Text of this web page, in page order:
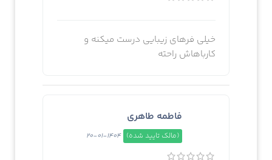
خیلی فرهای زیبایی درست میکنه و
کارباهاش راحته
فاطمه طاهری
(مالک تایید شده) 1404-01-20